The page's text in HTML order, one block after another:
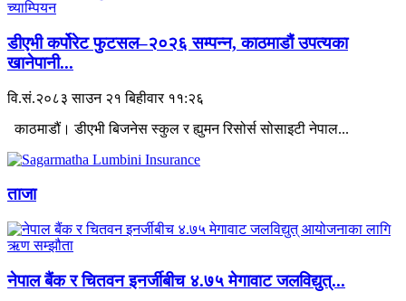
डीएभी कर्पोरेट फुटसल–२०२६ सम्पन्न, काठमाडौं उपत्यका
खानेपानी...
वि.सं.२०८३ साउन २१ बिहीवार ११:२६
काठमाडौं। डीएभी बिजनेस स्कुल र ह्युमन रिसोर्स सोसाइटी नेपाल...
ताजा
नेपाल बैंक र चितवन इनर्जीबीच ४.७५ मेगावाट जलविद्युत्...